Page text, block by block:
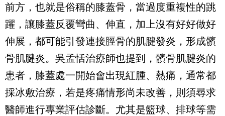
前方，也就是俗稱的膝蓋骨，當過度重複性的跳
躍，讓膝蓋反覆彎曲、伸直，加上沒有好好做好
伸展，都可能引發連接脛骨的肌腱發炎，形成髕
骨肌腱炎。吳孟恬治療師也提到，髕骨肌腱炎的
患者，膝蓋處一開始會出現紅腫、熱痛，通常都
採冰敷治療，若是疼痛情形尚未改善，則須尋求
醫師進行專業評估診斷。尤其是籃球、排球等需